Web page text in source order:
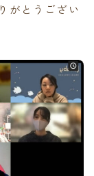
がとうござい